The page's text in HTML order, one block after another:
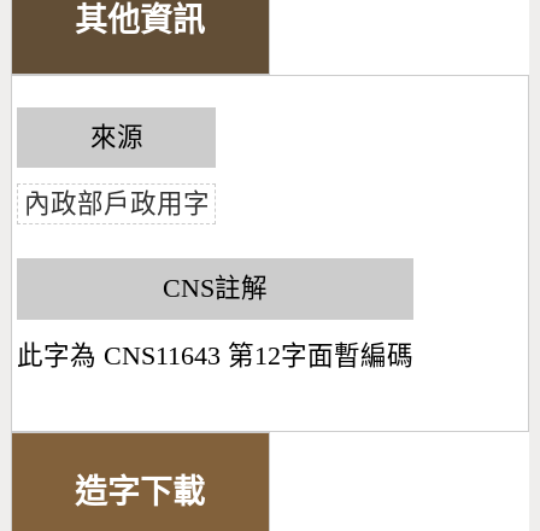
其他資訊
來源
內政部戶政用字
CNS註解
此字為 CNS11643 第12字面暫編碼
造字下載